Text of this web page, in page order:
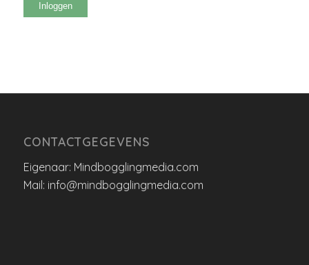
Inloggen
CONTACTGEGEVENS
Eigenaar: Mindbogglingmedia.com
Mail: info@mindbogglingmedia.com